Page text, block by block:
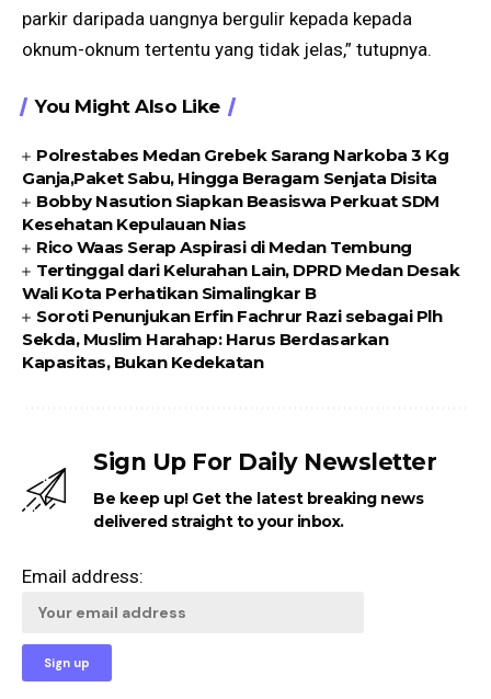
parkir daripada uangnya bergulir kepada kepada
oknum-oknum tertentu yang tidak jelas,” tutupnya.
You Might Also Like
Polrestabes Medan Grebek Sarang Narkoba 3 Kg
Ganja,Paket Sabu, Hingga Beragam Senjata Disita
Bobby Nasution Siapkan Beasiswa Perkuat SDM
Kesehatan Kepulauan Nias
Rico Waas Serap Aspirasi di Medan Tembung
Tertinggal dari Kelurahan Lain, DPRD Medan Desak
Wali Kota Perhatikan Simalingkar B
Soroti Penunjukan Erfin Fachrur Razi sebagai Plh
Sekda, Muslim Harahap: Harus Berdasarkan
Kapasitas, Bukan Kedekatan
Sign Up For Daily Newsletter
Be keep up! Get the latest breaking news
delivered straight to your inbox.
Email address: